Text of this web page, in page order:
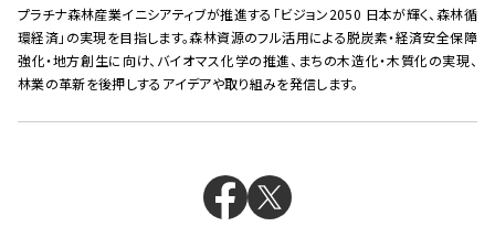
プラチナ森林産業イニシアティブが推進する「ビジョン2050 日本が輝く、森林循
環経済」の実現を目指します。森林資源のフル活用による脱炭素・経済安全保障
強化・地方創生に向け、バイオマス化学の推進、まちの木造化・木質化の実現、
林業の革新を後押しするアイデアや取り組みを発信します。